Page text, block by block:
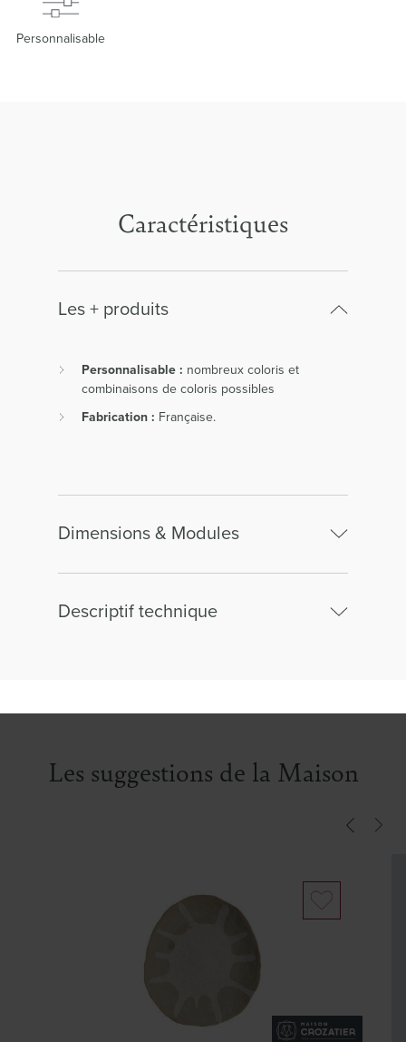
Personnalisable
Caractéristiques
Les + produits
Personnalisable : nombreux coloris et
combinaisons de coloris possibles
Fabrication : Française.
Dimensions & Modules
Largeur : 28.00cm
Descriptif technique
AURELIE RICHARD.
Les suggestions de la Maison